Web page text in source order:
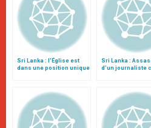
Sri Lanka : l'Église est
dans une position unique
Sri Lanka :
d’un journaliste